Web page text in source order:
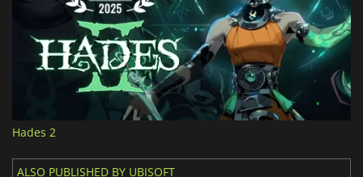
Hades 2
ALSO PUBLISHED BY UBISOFT